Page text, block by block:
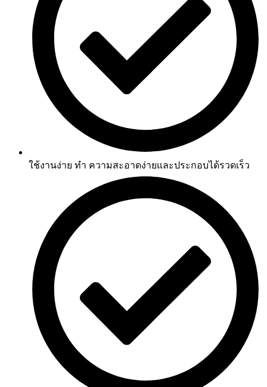
ใช้งานง่าย ทำ ความสะอาดง่ายและประกอบได้รวดเร็ว